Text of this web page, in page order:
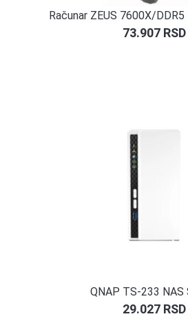
Računar ZEUS 7600X/
73.907 RSD
QNAP TS-233 NAS
29.027 RSD